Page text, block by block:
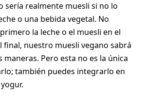
sería realmente muesli si no lo
o una bebida vegetal. No
la leche o el muesli en el
final, nuestro muesli vegano sabrá
maneras. Pero esta no es la única
también puedes integrarlo en